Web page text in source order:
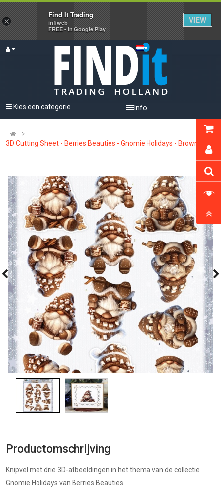
Info
Kies een categorie
3D Cutting Sheet - Berries Beauties - Gnomie Holidays - Brown
Productomschrijving
Knipvel met drie 3D-afbeeldingen in het thema van de collectie
Gnomie Holidays van Berries Beauties.
×
Find It Trading
infiweb
FREE - In Google Play
VIEW